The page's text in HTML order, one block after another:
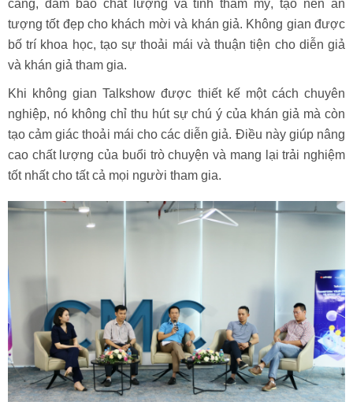
càng, đảm bảo chất lượng và tính thẩm mỹ, tạo nên ấn
tượng tốt đẹp cho khách mời và khán giả. Không gian được
bố trí khoa học, tạo sự thoải mái và thuận tiện cho diễn giả
và khán giả tham gia.
Khi không gian Talkshow được thiết kế một cách chuyên
nghiệp, nó không chỉ thu hút sự chú ý của khán giả mà còn
tạo cảm giác thoải mái cho các diễn giả. Điều này giúp nâng
cao chất lượng của buổi trò chuyện và mang lại trải nghiệm
tốt nhất cho tất cả mọi người tham gia.